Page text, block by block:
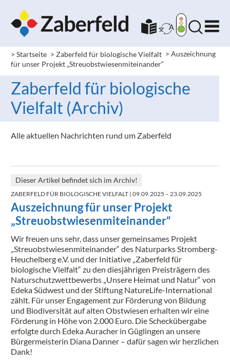
> Startseite > Zaberfeld für biologische Vielfalt >Auszeichnung
für unser Projekt „Streuobstwiesenmiteinander“
Zaberfeld für biologische
Vielfalt (Archiv)
Alle aktuellen Nachrichten rund um Zaberfeld
Dieser Artikel befindet sich im Archiv!
ZABERFELD FÜR BIOLOGISCHE VIELFALT | 09.09.2025 – 23.09.2025
Auszeichnung für unser Projekt
„Streuobstwiesenmiteinander“
Wir freuen uns sehr, dass unser gemeinsames Projekt
„Streuobstwiesenmiteinander“ des Naturparks Stromberg-
Heuchelberg e.V. und der Initiative „Zaberfeld für
biologische Vielfalt“ zu den diesjährigen Preisträgern des
Naturschutzwettbewerbs „Unsere Heimat und Natur“ von
Edeka Südwest und der Stiftung NatureLife-International
zählt. Für unser Engagement zur Förderung von Bildung
und Biodiversität auf alten Obstwiesen erhalten wir eine
Förderung in Höhe von 2.000 Euro. Die Scheckübergabe
erfolgte durch Edeka Auracher in Güglingen an unsere
Bürgermeisterin Diana Danner – dafür sagen wir herzlichen
Dank!